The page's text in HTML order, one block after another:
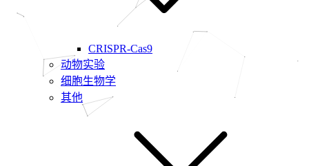
CRISPR-Cas9
动物实验
细胞生物学
其他